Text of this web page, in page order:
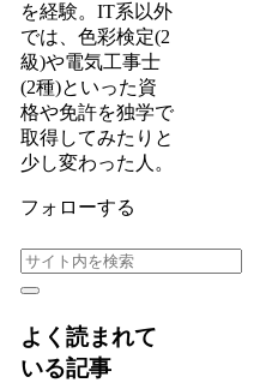
を経験。IT系以外
では、色彩検定(2
級)や電気工事士
(2種)といった資
格や免許を独学で
取得してみたりと
少し変わった人。
フォローする
よく読まれて
いる記事